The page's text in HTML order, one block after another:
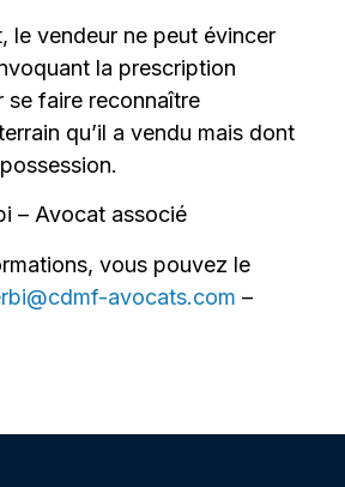
le vendeur ne peut évincer
la prescription
se faire reconnaître
qu’il a vendu mais dont
– Avocat associé
vous pouvez le
avocats.com –